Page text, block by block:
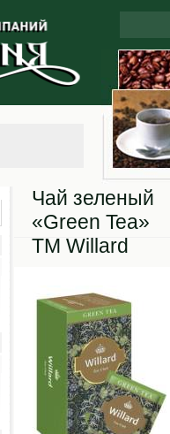
Чай зеленый
«Green Tea»
ТМ Willard